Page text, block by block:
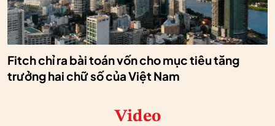
Fitch chỉ ra bài toán vốn cho mục tiêu tăng
trưởng hai chữ số của Việt Nam
Video